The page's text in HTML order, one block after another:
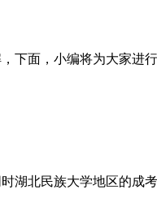
面，小编将为大家进
湖北民族大学地区的成